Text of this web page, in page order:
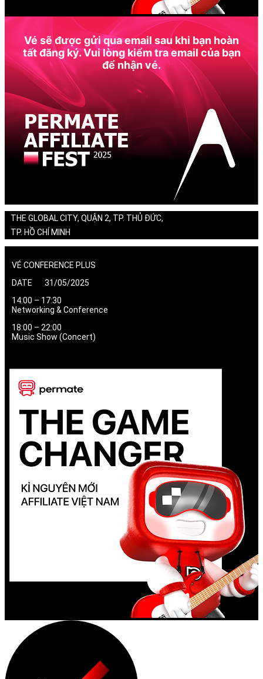
Vé sẽ được gửi qua email sau khi bạn hoàn
tất đăng ký. Vui lòng kiểm tra email của bạn
để nhận vé.
THE GLOBAL CITY, QUẬN 2, TP. THỦ ĐỨC,
TP. HỒ CHÍ MINH
VÉ CONFERENCE PLUS
DATE 31/05/2025
14:00 – 17:30
Networking & Conference
18:00 – 22:00
Music Show (Concert)